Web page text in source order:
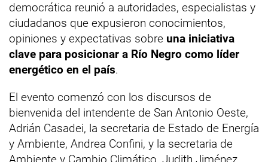
democrática reunió a autoridades, especialistas y
ciudadanos que expusieron conocimientos,
opiniones y expectativas sobre una iniciativa
clave para posicionar a Río Negro como líder
energético en el país.
El evento comenzó con los discursos de
bienvenida del intendente de San Antonio Oeste,
Adrián Casadei, la secretaria de Estado de Energía
y Ambiente, Andrea Confini, y la secretaria de